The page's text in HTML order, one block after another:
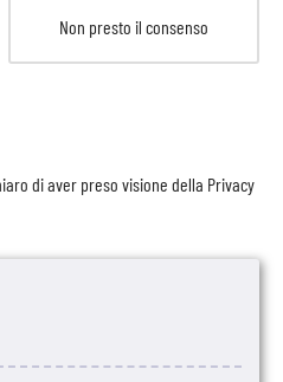
Non presto il consenso
di aver preso visione della Privacy